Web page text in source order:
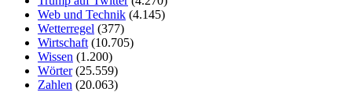
Web und Technik (4.145)
Wetterregel (377)
Wirtschaft (10.705)
Wissen (1.200)
Wörter(25.559)
Zahlen (20.063)